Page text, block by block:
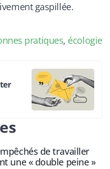
gaspillée.
pratiques, écologie
de travailler
une « double peine »